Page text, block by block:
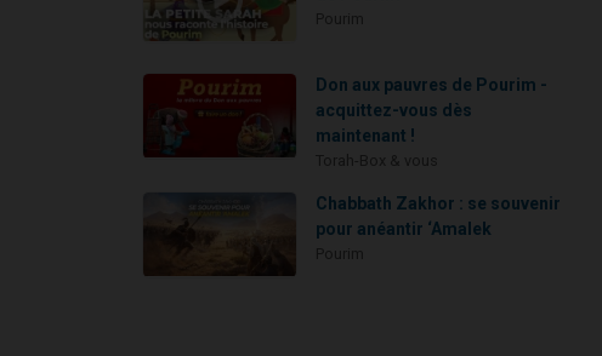
Don aux pauvres de Pourim -
acquittez-vous dès
maintenant !
Chabbath Zakhor : se souvenir
pour anéantir ‘Amalek